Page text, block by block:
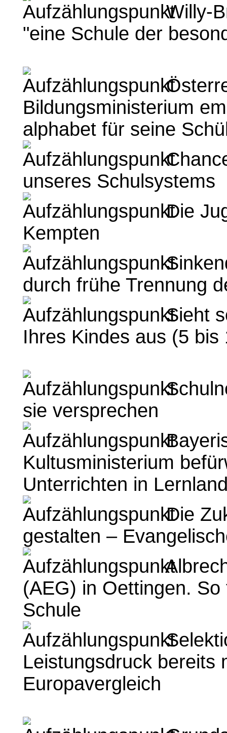
Willy-
"eine Schule der
Bildungsministerium
alphabet für seine
unseres Schulsystems
Die
Kempten
durch frühe Trennung
Sieht
Ihres Kindes aus (5 bis
sie versprechen
Kultusministerium
Unterrichten in
Die
gestalten –
(AEG) in Oettingen.
Schule
Leistungsdruck bereits
Europavergleich